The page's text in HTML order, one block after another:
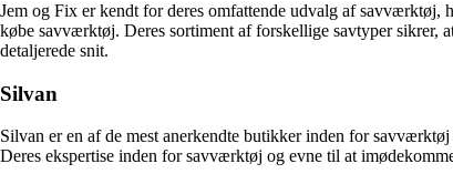
Jem og Fix er kendt for deres omfattende udvalg af savværktøj,
købe savværktøj. Deres sortiment af forskellige savtyper sikrer,
detaljerede snit.
Silvan
Silvan er en af de mest anerkendte butikker inden for
Deres ekspertise inden for savværktøj og evne til at